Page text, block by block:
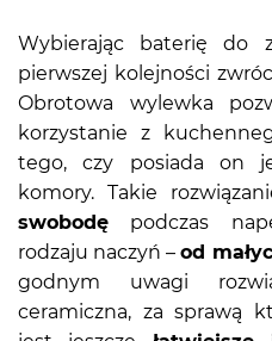
Wybierając baterię do
pierwszej kolejności
Obrotowa wylewka
korzystanie z
tego, czy posiada on
komory. Takie
swobodę podczas
rodzaju naczyń –od
godnym uwagi
ceramiczna, za sprawą